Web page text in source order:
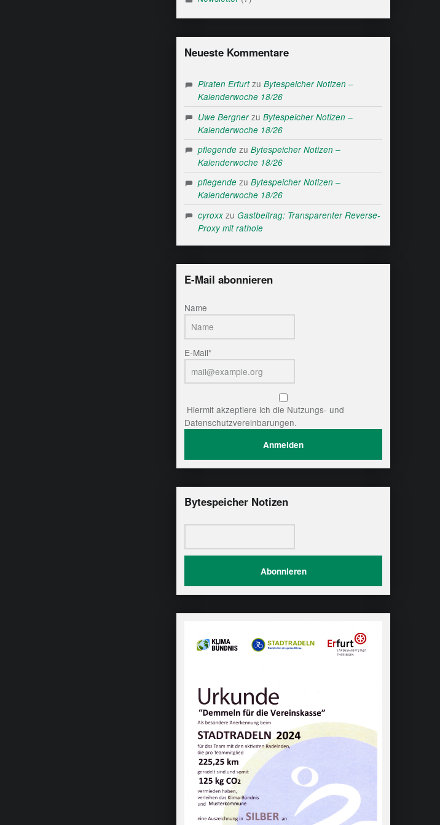
Neueste Kommentare
Piraten ErfurtzuBytespeicher Notizen –
Kalenderwoche 18/26
Uwe BergnerzuBytespeicher Notizen –
Kalenderwoche 18/26
pflegende zuBytespeicher Notizen –
Kalenderwoche 18/26
pflegende zuBytespeicher Notizen –
Kalenderwoche 18/26
cyroxx zuGastbeitrag: Transparenter Reverse-
Proxy mit rathole
E-Mail abonnieren
Name
E-Mail*
Hiermit akzeptiere ich die Nutzungs- und
Datenschutzvereinbarungen.
Bytespeicher Notizen